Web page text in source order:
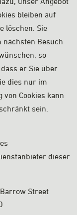
unser Angebot
bleiben auf
löschen. Sie
Besuch
so
er Sie über
dies nur im
von Cookies kann
sein.
dieser
Street